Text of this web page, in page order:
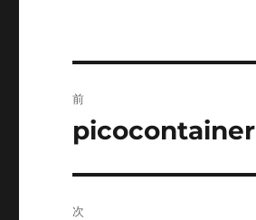
稿
前
前
投
稿:
picocontainer
次